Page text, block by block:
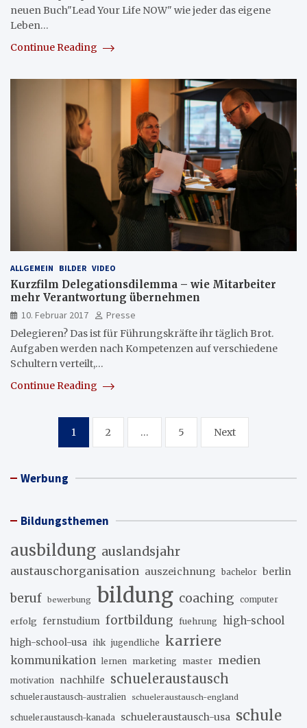
neuen Buch"Lead Your Life NOW" wie jeder das eigene
Leben…
Continue Reading
ALLGEMEIN BILDER VIDEO
Kurzfilm Delegationsdilemma – wie Mitarbeiter
mehr Verantwortung übernehmen
10. Februar 2017
Presse
Delegieren? Das ist für Führungskräfte ihr täglich Brot.
Aufgaben werden nach Kompetenzen auf verschiedene
Schultern verteilt,…
Continue Reading
Seitennummerierung
Beiträge
1 2 … 5 Next
Werbung
Bildungsthemen
ausbildung auslandsjahr
austauschorganisation auszeichnung bachelor berlin
beruf bewerbung bildung coaching computer
erfolg fernstudium fortbildung fuehrung high-school
high-school-usa ihk jugendliche karriere
kommunikation lernen marketing master medien
motivation nachhilfe schueleraustausch
schueleraustausch-australien schueleraustausch-england
schueleraustausch-kanada schueleraustausch-usa schule